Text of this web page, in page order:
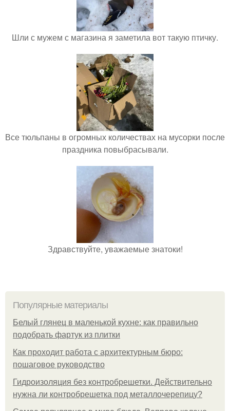
Шли с мужем с магазина я заметила вот такую птичку.
Все тюльпаны в огромных количествах на мусорки после
праздника повыбрасывали.
Здравствуйте, уважаемые знатоки!
Популярные материалы
Белый глянец в маленькой кухне: как правильно
подобрать фартук из плитки
Как проходит работа с архитектурным бюро:
пошаговое руководство
Гидроизоляция без контробрешетки. Действительно
нужна ли контробрешетка под металлочерепицу?